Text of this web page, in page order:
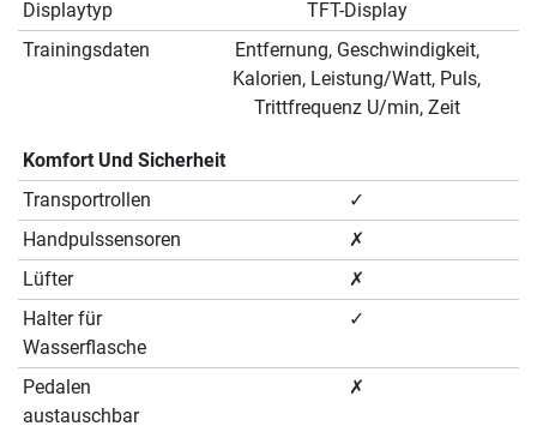
Displaytyp
TFT-Display
Trainingsdaten
Entfernung, Geschwindigkeit,
Kalorien, Leistung/Watt, Puls,
Trittfrequenz U/min, Zeit
Komfort Und Sicherheit
Transportrollen
✓
Handpulssensoren
✗
Lüfter
✗
Halter für
Wasserflasche
✓
Pedalen
austauschbar
✗